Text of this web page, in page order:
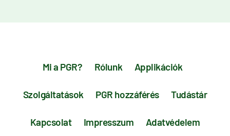
Mi a PGR? Rólunk Applikációk
Szolgáltatások PGR hozzáférés Tudástár
Kapcsolat Impresszum Adatvédelem